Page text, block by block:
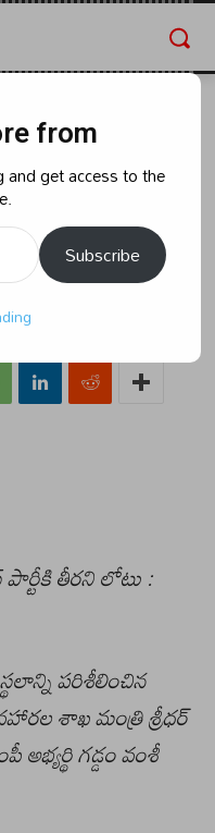
కాంగ్రెస్
దుద్ధిళ్ల
2024 1:48 pm
తీరని లోటు :
పరిశీలించిన
శాఖ మంత్రి శ్రీధర్
అభ్యర్థి గడ్డం వంశీ
from
get access to the
Subscribe